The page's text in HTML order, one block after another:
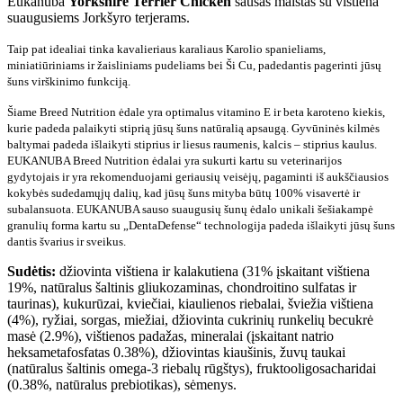
suaugusiems Jorkšyro terjerams.
Taip pat idealiai tinka kavalieriaus karaliaus Karolio spanieliams,
miniatiūriniams ir žaisliniams pudeliams bei Ši Cu, padedantis pagerinti jūsų
šuns virškinimo funkciją.
Šiame Breed Nutrition ėdale yra optimalus vitamino E ir beta karoteno kiekis,
kurie padeda palaikyti stiprią jūsų šuns natūralią apsaugą. Gyvūninės kilmės
baltymai padeda išlaikyti stiprius ir liesus raumenis, kalcis – stiprius kaulus.
EUKANUBA Breed Nutrition ėdalai yra sukurti kartu su veterinarijos
gydytojais ir yra rekomenduojami geriausių veisėjų, pagaminti iš aukščiausios
kokybės sudedamųjų dalių, kad jūsų šuns mityba būtų 100% visavertė ir
subalansuota. EUKANUBA sauso suaugusių šunų ėdalo unikali šešiakampė
granulių forma kartu su „DentaDefense“ technologija padeda išlaikyti jūsų šuns
dantis švarius ir sveikus.
Sudėtis: džiovinta vištiena ir kalakutiena (31% įskaitant vištiena
19%, natūralus šaltinis gliukozaminas, chondroitino sulfatas ir
taurinas), kukurūzai, kviečiai, kiaulienos riebalai, šviežia vištiena
(4%), ryžiai, sorgas, miežiai, džiovinta cukrinių runkelių becukrė
masė (2.9%), vištienos padažas, mineralai (įskaitant natrio
heksametafosfatas 0.38%), džiovintas kiaušinis, žuvų taukai
(natūralus šaltinis omega-3 riebalų rūgštys), fruktooligosacharidai
(0.38%, natūralus prebiotikas), sėmenys.